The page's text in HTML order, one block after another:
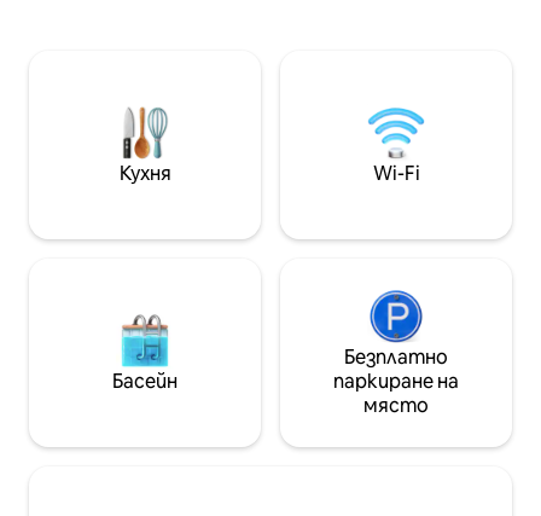
на престоя си се присъединете към
нашата пешеходна обиколка,
обиколка с текстил, уелнес или урок
по готварство. Свържете се с нас,
самостоятелна или двойка.
да спите на облак. Включени са
:- Отделна
почистване/
150mbps Wi - Fi
Кухня Wi-Fi
Басейн
Безплатно
паркиране на
място